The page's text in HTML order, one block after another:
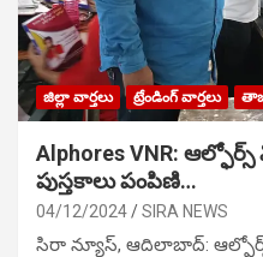
జిల్లా వార్తలు ట్రేండింగ్ వార్తలు
Alphores VNR:
పుస్తకాలు పంపిణి…
04/12/2024 SIRA NEWS
సిరా న్యూస్, ఆదిలాబాద్: